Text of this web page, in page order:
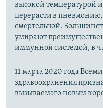
высокой температурой
перерасти в
смертельной.
умирают
иммунной системой, в
11 марта 2020 года
здравоохранения
вызываемого новым